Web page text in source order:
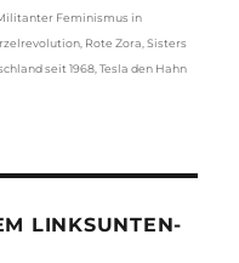
Feminismus in
Rote Zora ,Sisters
seit 1968 ,Tesla den Hahn
LINKSUNTEN-